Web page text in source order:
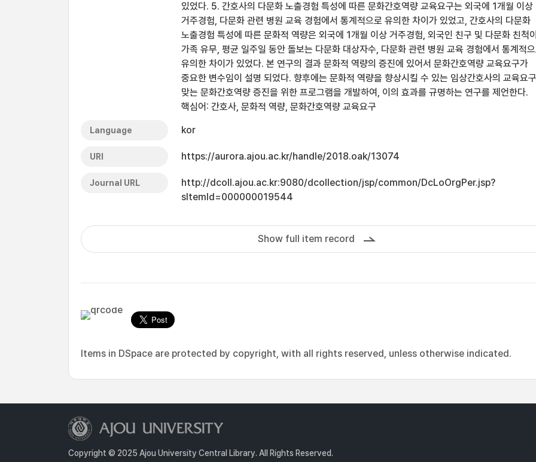
있었다. 5. 간호사의 다문화 노출경험 특성에 따른 문화간호역량 교육요구는 외국에 1개월 이상
거주경험, 다문화 관련 병원 교육 경험에서 통계적으로 유의한 차이가 있었고, 간호사의 다문화
노출경험 특성에 따른 문화적 역량은 외국에 1개월 이상 거주경험, 외국인 친구 및 다문화 친척
가족 유무, 평균 일주일 동안 돌보는 다문화 대상자수, 다문화 관련 병원 교육 경험에서 통계적
유의한 차이가 있었다. 본 연구의 결과 문화적 역량의 증진에 있어서 문화간호역량 교육요구가
중요한 변수임이 설명 되었다. 향후에는 문화적 역량을 향상시킬 수 있는 임상간호사의 교육요
맞는 문화간호역량 증진을 위한 프로그램을 개발하여, 이의 효과를 규명하는 연구를 제언한다.
핵심어: 간호사, 문화적 역량, 문화간호역량 교육요구
Language kor
URI https://aurora.ajou.ac.kr/handle/2018.oak/13074
Journal URL
http://dcoll.ajou.ac.kr:9080/dcollection/jsp/common/DcLoOrgPer.jsp?
sItemId=000000019544
Show full item record
Items in DSpace are protected by copyright, with all rights reserved, unless otherwise indicated.
Copyright © 2025 Ajou University Central Library. All Rights Reserved.